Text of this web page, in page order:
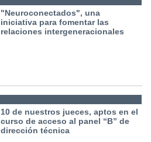
"Neuroconectados", una
iniciativa para fomentar las
relaciones intergeneracionales
10 de nuestros jueces, aptos en el
curso de acceso al panel “B” de
dirección técnica